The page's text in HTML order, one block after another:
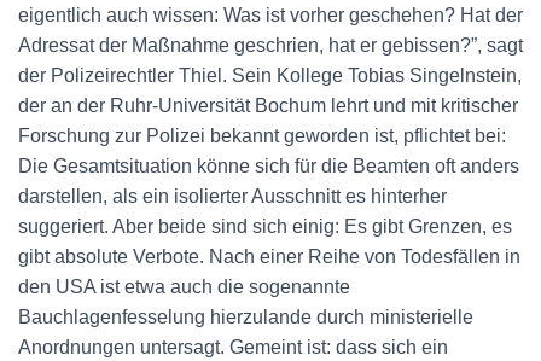
eigentlich auch wissen: Was ist vorher geschehen? Hat der
Adressat der Maßnahme geschrien, hat er gebissen?”, sagt
der Polizeirechtler Thiel. Sein Kollege Tobias Singelnstein,
der an der Ruhr-Universität Bochum lehrt und mit kritischer
Forschung zur Polizei bekannt geworden ist, pflichtet bei:
Die Gesamtsituation könne sich für die Beamten oft anders
darstellen, als ein isolierter Ausschnitt es hinterher
suggeriert. Aber beide sind sich einig: Es gibt Grenzen, es
gibt absolute Verbote. Nach einer Reihe von Todesfällen in
den USA ist etwa auch die sogenannte
Bauchlagenfesselung hierzulande durch ministerielle
Anordnungen untersagt. Gemeint ist: dass sich ein